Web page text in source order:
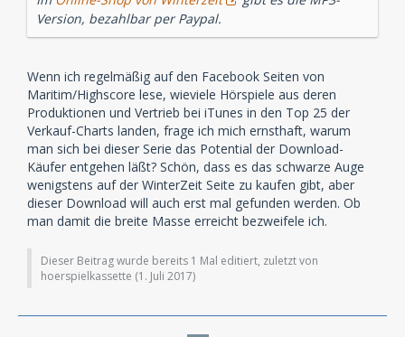
Version, bezahlbar per Paypal.
Wenn ich regelmäßig auf den Facebook Seiten von
Maritim/Highscore lese, wieviele Hörspiele aus deren
Produktionen und Vertrieb bei iTunes in den Top 25 der
Verkauf-Charts landen, frage ich mich ernsthaft, warum
man sich bei dieser Serie das Potential der Download-
Käufer entgehen läßt? Schön, dass es das schwarze Auge
wenigstens auf der WinterZeit Seite zu kaufen gibt, aber
dieser Download will auch erst mal gefunden werden. Ob
man damit die breite Masse erreicht bezweifele ich.
Dieser Beitrag wurde bereits 1 Mal editiert, zuletzt von
hoerspielkassette (1. Juli 2017)